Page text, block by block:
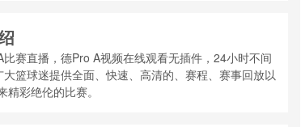
赛直播，德Pro A视频在线观看无插件，24小时不间
篮球迷提供全面、快速、高清的、赛程、赛事回放以
彩绝伦的比赛。